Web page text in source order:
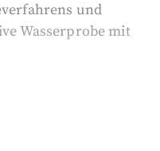
und
Wasserprobe mit